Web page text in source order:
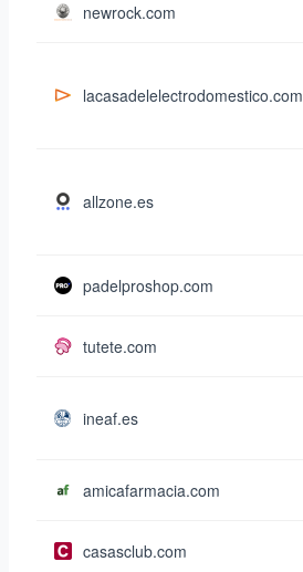
newrock.com
lacasadelelectrodomestico.com
allzone.es
padelproshop.com
tutete.com
ineaf.es
amicafarmacia.com
casasclub.com